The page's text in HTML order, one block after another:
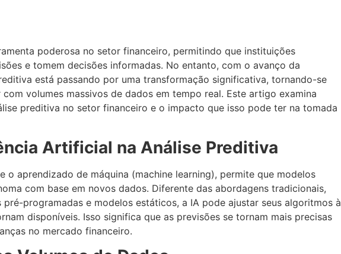
poderosa no setor financeiro, permitindo que instituições
e tomem decisões informadas. No entanto, com o avanço da
está passando por uma transformação significativa, tornando-se
volumes massivos de dados em tempo real. Este artigo examina
preditiva no setor financeiro e o impacto que isso pode ter na tomada
Artificial na Análise Preditiva
o aprendizado de máquina (machine learning), permite que modelos
com base em novos dados. Diferente das abordagens tradicionais,
programadas e modelos estáticos, a IA pode ajustar seus algoritmos à
disponíveis. Isso significa que as previsões se tornam mais precisas
no mercado financeiro.